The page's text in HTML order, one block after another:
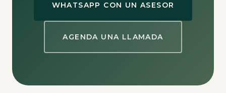
WHATSAPP CON UN ASESOR
AGENDA UNA LLAMADA